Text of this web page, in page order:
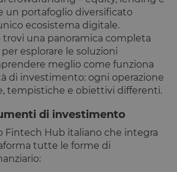
un portafoglio diversificato
ecosistema digitale.
trovi una panoramica completa
esplorare le soluzioni
meglio come funziona
di investimento: ogni operazione
tempistiche e obiettivi differenti.
di investimento
Fintech Hub italiano che integra
tutte le forme di
OneTrust.
di cookie
hanno
prestato o
revocato il
consenso
proprietari
sito di